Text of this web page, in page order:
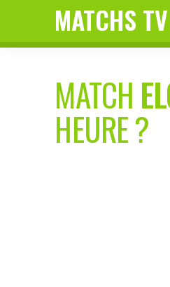
MATCHS TV
MATCH
HEURE ?